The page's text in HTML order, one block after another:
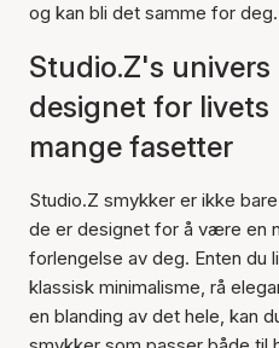
og kan bli det samme for deg.
Studio.Z's univers
designet for livets
mange fasetter
Studio.Z smykker er ikke
de er designet for å være en
forlengelse av deg. Enten du
klassisk minimalisme, rå
en blanding av det hele, kan